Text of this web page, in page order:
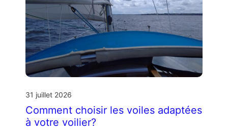
31 juillet 2026
Comment choisir les voiles adaptées
à votre voilier?